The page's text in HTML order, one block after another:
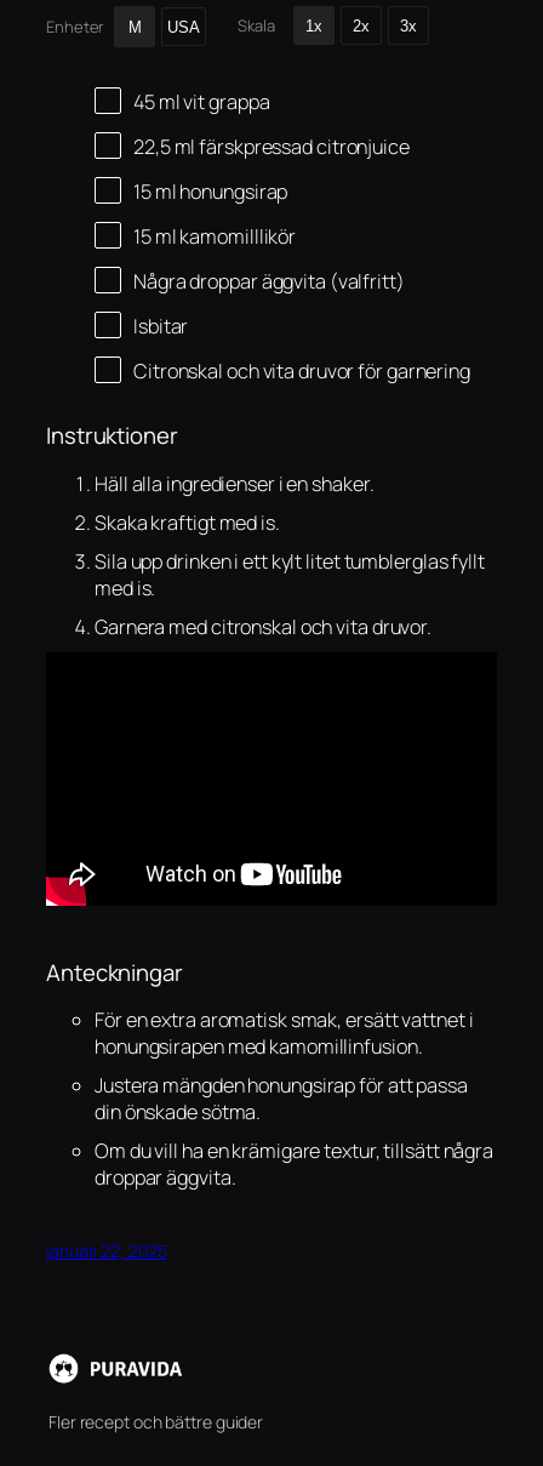
Enheter M USA Skala 1x 2x 3x
45mlvit grappa
22,5 ml färskpressad citronjuice
15mlhonungsirap
15mlkamomilllikör
Några droppar äggvita (valfritt)
Isbitar
Citronskal och vita druvor för garnering
Instruktioner
Häll alla ingredienser i en shaker.
Skaka kraftigt med is.
Sila upp drinken i ett kylt litet tumblerglas fyllt
med is.
Garnera med citronskal och vita druvor.
Anteckningar
För en extra aromatisk smak, ersätt vattnet i
honungsirapen med kamomillinfusion.
Justera mängden honungsirap för att passa
din önskade sötma.
Om du vill ha en krämigare textur, tillsätt några
droppar äggvita.
januari 22, 2025
Fler recept och bättre guider